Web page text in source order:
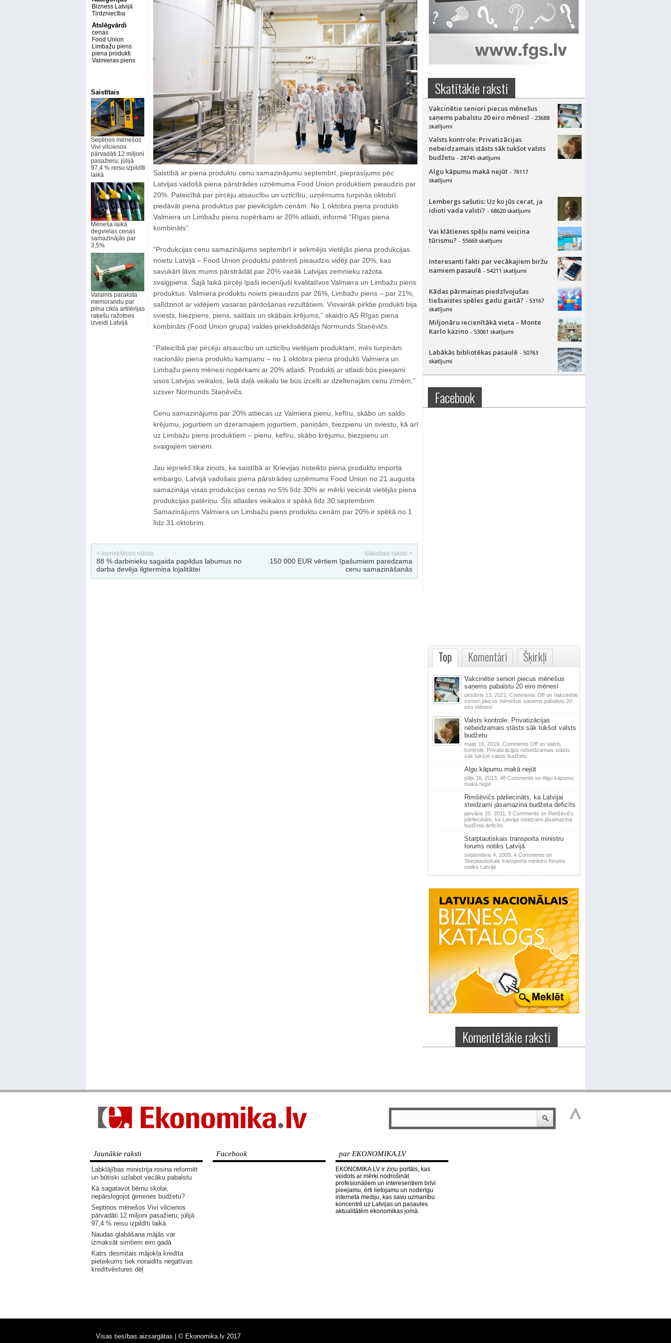
Bizness Latvijā
Tirdzniecība
Atslēgvārdi
cenas
Food Union
Limbažu piens
piena produkti
Valmieras piens
Saistītais
Septiņos mēnešos
Vivi vilcienos
pārvadāti 12 miljoni
pasažieru; jūlijā
97,4 % reisu izpildīti
laikā
Mēneša laikā
degvielas cenas
samazinājās par
3,5%
Valainis paraksta
memorandu par
pilna cikla artilērijas
raķešu ražotnes
izveidi Latvijā
Saistībā ar piena produktu cenu samazinājumu septembrī, pieprasījums pēc
Latvijas vadošā piena pārstrādes uzņēmuma Food Union produktiem pieaudzis par
20%. Pateicībā par pircēju atsaucību un uzticību, uzņēmums turpinās oktobrī
piedāvāt piena produktus par pievilcīgām cenām. No 1.oktobra piena produkti
Valmiera un Limbažu piens nopērkami ar 20% atlaidi, informē “Rīgas piena
kombināts”.
“Produkcijas cenu samazinājums septembrī ir sekmējis vietējās piena produkcijas
noietu Latvijā – Food Union produktu patēriņš pieaudzis vidēji par 20%, kas
savukārt ļāvis mums pārstrādāt par 20% vairāk Latvijas zemnieku ražota
svaigpiena. Šajā laikā pircēji īpaši iecienījuši kvalitatīvos Valmiera un Limbažu piens
produktus. Valmiera produktu noiets pieaudzis par 26%, Limbažu piens – par 21%,
salīdzinot ar vidējiem vasaras pārdošanas rezultātiem. Visvairāk pirktie produkti bija
sviests, biezpiens, piens, saldais un skābais krējums,” skaidro AS Rīgas piena
kombināts (Food Union grupa) valdes priekšsēdētājs Normunds Staņēvičs.
“Pateicībā par pircēju atsaucību un uzticību vietējam produktam, mēs turpinām
nacionālo piena produktu kampaņu – no 1.oktobra piena produkti Valmiera un
Limbažu piens mēnesi nopērkami ar 20% atlaidi. Produkti ar atlaidi būs pieejami
visos Latvijas veikalos, lielā daļā veikalu tie būs izcelti ar dzeltenajām cenu zīmēm,”
uzsver Normunds Staņēvičs.
Cenu samazinājums par 20% attiecas uz Valmiera pienu, kefīru, skābo un saldo
krējumu, jogurtiem un dzeramajiem jogurtiem, paniņām, biezpienu un sviestu, kā arī
uz Limbažu piens produktiem – pienu, kefīru, skābo krējumu, biezpienu un
svaigajiem sieriem.
Jau iepriekš tika ziņots, ka saistībā ar Krievijas noteikto piena produktu importa
embargo, Latvijā vadošais piena pārstrādes uzņēmums Food Union no 21.augusta
samazināja visas produkcijas cenas no 5% līdz 30% ar mērķi veicināt vietējās piena
produkcijas patēriņu. Šīs atlaides veikalos ir spēkā līdz 30.septembrim.
Samazinājums Valmiera un Limbažu piens produktu cenām par 20% ir spēkā no 1.
līdz 31.oktobrim.
< Iepriekšējais raksts
88 % darbinieku sagaida papildus labumus no
darba devēja ilgtermiņa lojalitātei
Nākošais raksts >
150 000 EUR vērtiem īpašumiem paredzama
cenu samazināšanās
Skatītākie raksti
Vakcinētie seniori piecus mēnešus
saņems pabalstu 20 eiro mēnesī - 23688
skatījumi
Valsts kontrole: Privatizācijas
nebeidzamais stāsts sāk tukšot valsts
budžetu - 28745 skatījumi
Algu kāpumu makā nejūt - 78117
skatījumi
Lembergs sašutis: Uz ko jūs cerat, ja
idioti vada valsti? - 68620 skatījumi
Vai klātienes spēļu nami veicina
tūrismu? - 55669 skatījumi
Interesanti fakti par vecākajiem biržu
namiem pasaulē - 54211 skatījumi
Kādas pārmaiņas piedzīvojušas
tiešsaistes spēles gadu gaitā? - 53167
skatījumi
Miljonāru iecienītākā vieta – Monte
Karlo kazino - 53061 skatījumi
Labākās bibliotēkas pasaulē - 50763
skatījumi
Facebook
Top Komentāri Šķirkļi
Vakcinētie seniori piecus mēnešus
saņems pabalstu 20 eiro mēnesī
oktobris 13, 2021, Comments Offon Vakcinētie
seniori piecus mēnešus saņems pabalstu 20
eiro mēnesī
Valsts kontrole: Privatizācijas
nebeidzamais stāsts sāk tukšot valsts
budžetu
maijs 16, 2019, Comments Offon Valsts
kontrole: Privatizācijas nebeidzamais stāsts
sāk tukšot valsts budžetu
Algu kāpumu makā nejūt
jūlijs 16, 2013, 48 Comments on Algu kāpumu
makā nejūt
Rimšēvičs pārliecināts, ka Latvijai
steidzami jāsamazina budžeta deficīts
janvāris 25, 2011, 5 Comments on Rimšēvičs
pārliecināts, ka Latvijai steidzami jāsamazina
budžeta deficīts
Starptautiskais transporta ministru
forums notiks Latvijā
septembris 4, 2009, 4 Comments on
Starptautiskais transporta ministru forums
notiks Latvijā
Komentētākie raksti
Jaunākie raksti
Labklājības ministrija rosina reformēt
un būtiski uzlabot vecāku pabalstu
Kā sagatavot bērnu skolai,
nepārslogojot ģimenes budžetu?
Septiņos mēnešos Vivi vilcienos
pārvadāti 12 miljoni pasažieru; jūlijā
97,4 % reisu izpildīti laikā
Naudas glabāšana mājās var
izmaksāt simtiem eiro gadā
Katrs desmitais mājokļa kredīta
pieteikums tiek noraidīts negatīvas
kredītvēstures dēļ
Facebook par EKONOMIKA.LV
EKONOMIKA.LV ir ziņu portāls, kas
veidots ar mērķi nodrošināt
profesionāļiem un interesentiem brīvi
pieejamu, ērti lietojamu un noderīgu
interneta mediju, kas savu uzmanību
koncentrē uz Latvijas un pasaules
aktualitātēm ekonomikas jomā.
Visas tiesības aizsargātas | © Ekonomika.lv 2017